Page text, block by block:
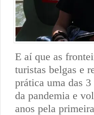
E aí que as
turistas belgas e
prática uma das
da pandemia e
anos pela